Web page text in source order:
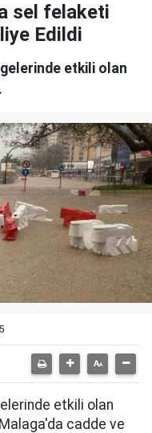
sel felaketi
Edildi
etkili olan
etkili olan
cadde ve